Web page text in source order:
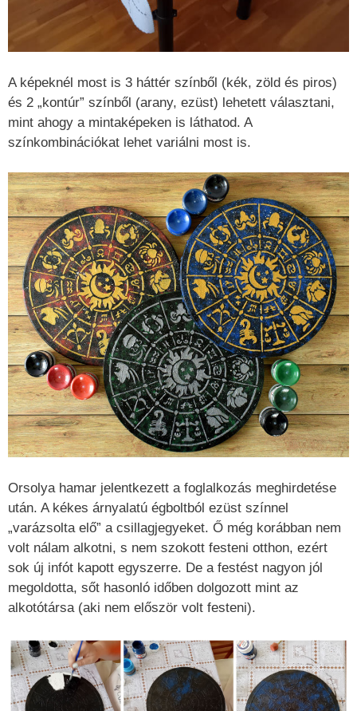
A képeknél most is 3 háttér színből (kék, zöld és piros)
és 2 „kontúr” színből (arany, ezüst) lehetett választani,
mint ahogy a mintaképeken is láthatod. A
színkombinációkat lehet variálni most is.
Orsolya hamar jelentkezett a foglalkozás meghirdetése
után. A kékes árnyalatú égboltból ezüst színnel
„varázsolta elő” a csillagjegyeket. Ő még korábban nem
volt nálam alkotni, s nem szokott festeni otthon, ezért
sok új infót kapott egyszerre. De a festést nagyon jól
megoldotta, sőt hasonló időben dolgozott mint az
alkotótársa (aki nem először volt festeni).